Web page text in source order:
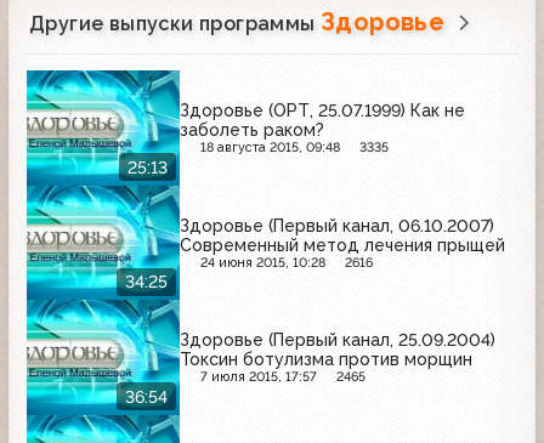
Другие выпуски программы Здоровье
25:13
Здоровье (ОРТ, 25.07.1999) Как не
заболеть раком?
18 августа 2015, 09:48 3335
34:25
Здоровье (Первый канал, 06.10.2007)
Современный метод лечения прыщей
24 июня 2015, 10:28 2616
36:54
Здоровье (Первый канал, 25.09.2004)
Токсин ботулизма против морщин
7 июля 2015, 17:57 2465